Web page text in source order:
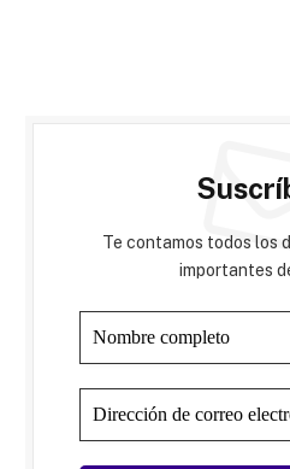
Te contamos todos los
importantes